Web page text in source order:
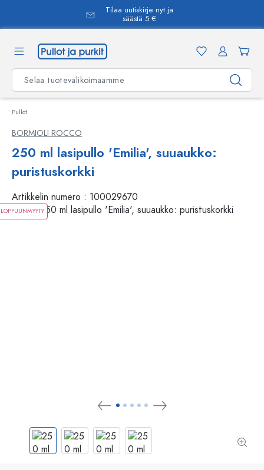
Tilaa uutiskirje nyt ja
säästä 5 €
Pullot
BORMIOLI ROCCO
250 ml lasipullo 'Emilia', suuaukko:
puristuskorkki
Artikkelin numero : 100029670
LOPPUUNMYYTY